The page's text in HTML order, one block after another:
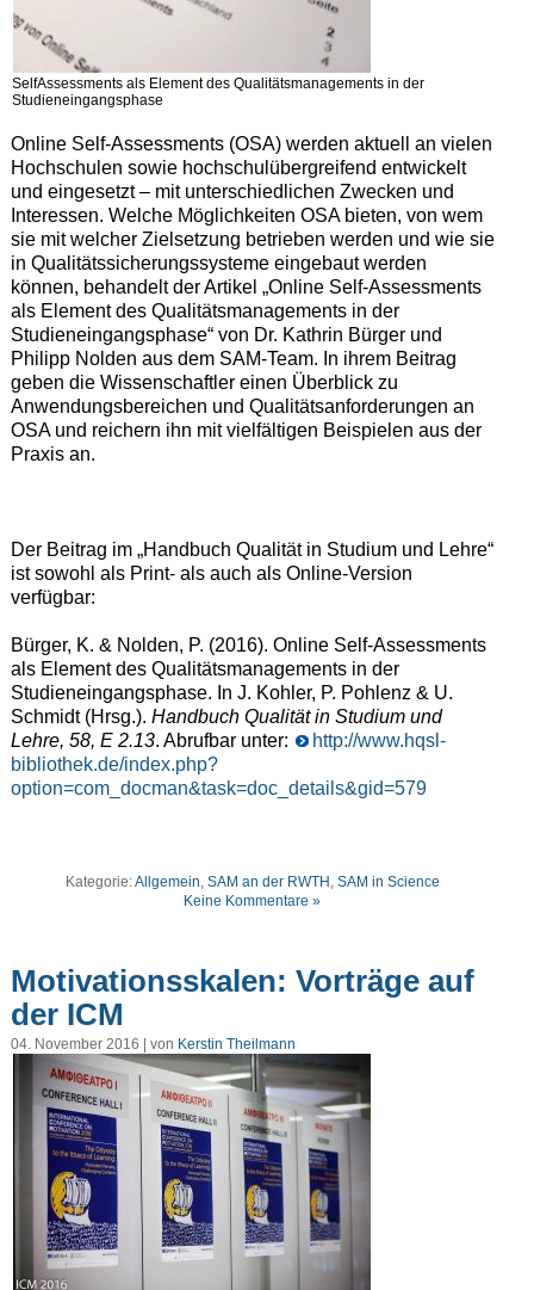
SelfAssessments als Element des Qualitätsmanagements in der
Studieneingangsphase
Online Self-Assessments (OSA) werden aktuell an vielen
Hochschulen sowie hochschulübergreifend entwickelt
und eingesetzt – mit unterschiedlichen Zwecken und
Interessen. Welche Möglichkeiten OSA bieten, von wem
sie mit welcher Zielsetzung betrieben werden und wie sie
in Qualitätssicherungssysteme eingebaut werden
können, behandelt der Artikel „Online Self-Assessments
als Element des Qualitätsmanagements in der
Studieneingangsphase“ von Dr. Kathrin Bürger und
Philipp Nolden aus dem SAM-Team. In ihrem Beitrag
geben die Wissenschaftler einen Überblick zu
Anwendungsbereichen und Qualitätsanforderungen an
OSA und reichern ihn mit vielfältigen Beispielen aus der
Praxis an.
Der Beitrag im „Handbuch Qualität in Studium und Lehre“
ist sowohl als Print- als auch als Online-Version
verfügbar:
Bürger, K. & Nolden, P. (2016). Online Self-Assessments
als Element des Qualitätsmanagements in der
Studieneingangsphase. In J. Kohler, P. Pohlenz & U.
Schmidt (Hrsg.). Handbuch Qualität in Studium und
Lehre, 58, E 2.13. Abrufbar unter:
http://www.hqsl-
bibliothek.de/index.php?
option=com_docman&task=doc_details&gid=579
Kategorie:Allgemein SAM an der RWTH SAM in Science
Keine Kommentare »
Motivationsskalen: Vorträge auf
der ICM
04. November 2016 | von Kerstin Theilmann